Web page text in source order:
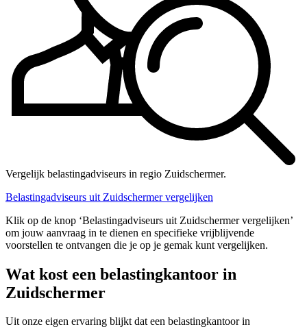
Vergelijk belastingadviseurs in regio Zuidschermer.
Belastingadviseurs uit Zuidschermer vergelijken
Klik op de knop ‘Belastingadviseurs uit Zuidschermer vergelijken’
om jouw aanvraag in te dienen en specifieke vrijblijvende
voorstellen te ontvangen die je op je gemak kunt vergelijken.
Wat kost een belastingkantoor in
Zuidschermer
Uit onze eigen ervaring blijkt dat een belastingkantoor in